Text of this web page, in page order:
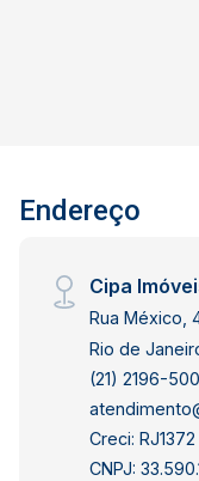
escada) o
espaço,
Botafogo,
bares,
farmácias,
região
Shopping Rio
Parque
opções de
Endereço
Cipa
Rua México,
Rio de
(21) 2196-
Creci: RJ1372
CNPJ: